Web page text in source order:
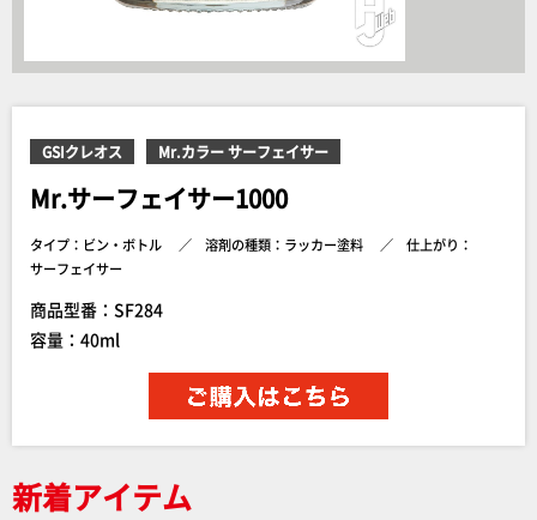
GSIクレオス Mr.カラー サーフェイサー
Mr.サーフェイサー1000
タイプ：ビン・ボトル 溶剤の種類：ラッカー塗料
仕上がり：
サーフェイサー
商品型番：SF284
容量：40ml
新着アイテム